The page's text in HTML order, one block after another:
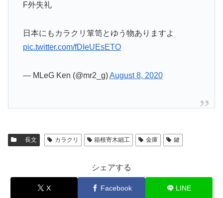
F外失礼
日本にもカラクリ箪笥とゆう物ありますよ
pic.twitter.com/fDIeUEsETO
— MLeG Ken (@mr2_g)August 8, 2020
長文 カラクリ 箱根寄木細工 金庫 鍵
シェアする
X Facebook LINE